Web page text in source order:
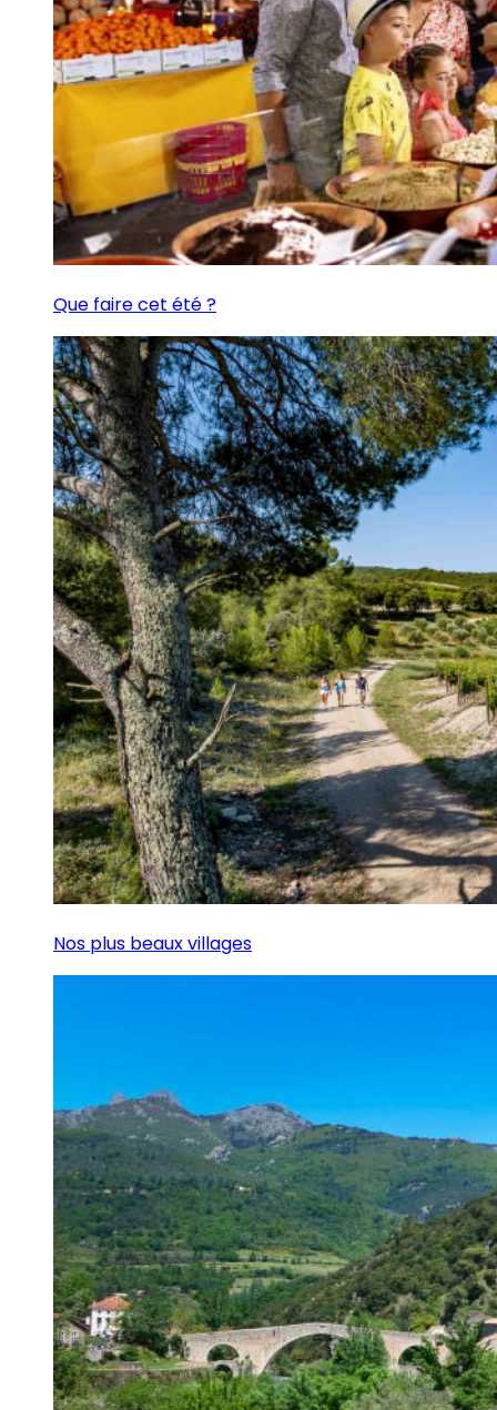
Que faire cet été ?
Nos plus beaux villages